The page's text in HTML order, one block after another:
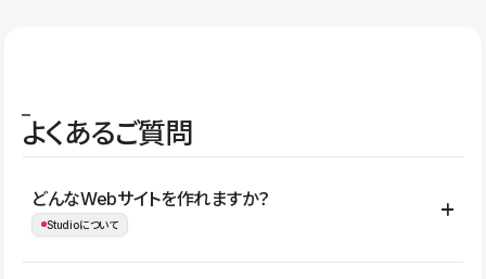
よくあるご質問
どんなWebサイトを作れますか？
Studioについて